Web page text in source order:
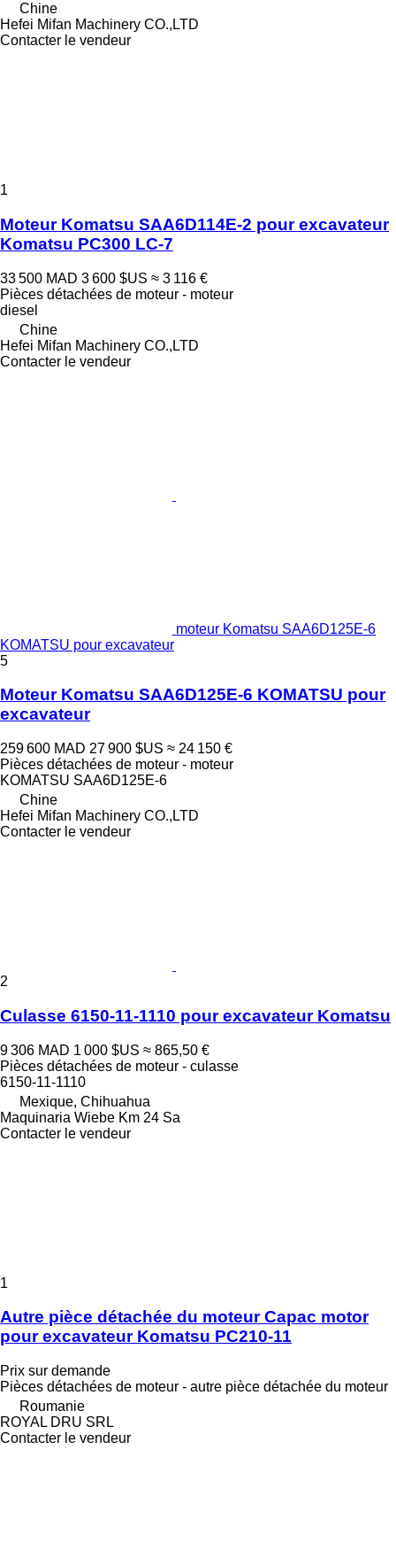
Chine
Hefei Mifan Machinery CO.,LTD
Contacter le vendeur
1
Moteur Komatsu SAA6D114E-2 pour excavateur
Komatsu PC300 LC-7
33 500 MAD 3 600 $US ≈ 3 116 €
Pièces détachées de moteur - moteur
diesel
Chine
Hefei Mifan Machinery CO.,LTD
Contacter le vendeur
moteur Komatsu SAA6D125E-6
KOMATSU pour excavateur
5
Moteur Komatsu SAA6D125E-6 KOMATSU pour
excavateur
259 600 MAD 27 900 $US ≈ 24 150 €
Pièces détachées de moteur - moteur
KOMATSU SAA6D125E-6
Chine
Hefei Mifan Machinery CO.,LTD
Contacter le vendeur
2
Culasse 6150-11-1110 pour excavateur Komatsu
9 306 MAD 1 000 $US ≈ 865,50 €
Pièces détachées de moteur - culasse
6150-11-1110
Mexique, Chihuahua
Maquinaria Wiebe Km 24 Sa
Contacter le vendeur
1
Autre pièce détachée du moteur Capac motor
pour excavateur Komatsu PC210-11
Prix sur demande
Pièces détachées de moteur - autre pièce détachée du moteur
Roumanie
ROYAL DRU SRL
Contacter le vendeur